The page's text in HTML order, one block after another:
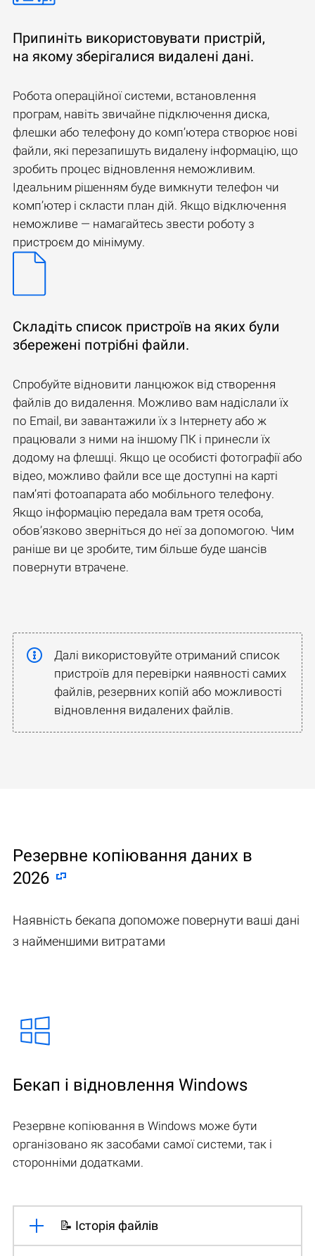
Припиніть використовувати пристрій,
на якому зберігалися видалені дані.
Робота операційної системи, встановлення
програм, навіть звичайне підключення диска,
флешки або телефону до комп’ютера створює нові
файли, які перезапишуть видалену інформацію, що
зробить процес відновлення неможливим.
Ідеальним рішенням буде вимкнути телефон чи
комп’ютер і скласти план дій. Якщо відключення
неможливе — намагайтесь звести роботу з
пристроєм до мінімуму.
Складіть список пристроїв на яких були
збережені потрібні файли.
Спробуйте відновити ланцюжок від створення
файлів до видалення. Можливо вам надіслали їх
по Email, ви завантажили їх з Інтернету або ж
працювали з ними на іншому ПК і принесли їх
додому на флешці. Якщо це особисті фотографії або
відео, можливо файли все ще доступні на карті
пам’яті фотоапарата або мобільного телефону.
Якщо інформацію передала вам третя особа,
обов’язково зверніться до неї за допомогою. Чим
раніше ви це зробите, тим більше буде шансів
повернути втрачене.
Далі використовуйте отриманий список
пристроїв для перевірки наявності самих
файлів, резервних копій або можливості
відновлення видалених файлів.
Резервне копіювання даних в
2026
Наявність бекапа допоможе повернути ваші дані
з найменшими витратами
Бекап і відновлення Windows
Резервне копіювання в Windows може бути
організовано як засобами самої системи, так і
сторонніми додатками.
📝 Історія файлів